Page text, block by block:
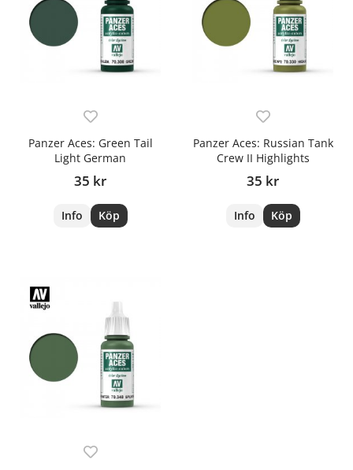
Panzer Aces: Green Tail
Light German
35 kr
Info Köp
Panzer Aces: Russian Tank
Crew II Highlights
35 kr
Info Köp